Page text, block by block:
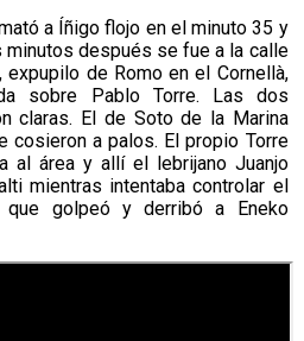
a Íñigo flojo en el minuto 35 y
después se fue a la calle
expupilo de Romo en el Cornellà,
sobre Pablo Torre. Las dos
claras. El de Soto de la Marina
cosieron a palos. El propio Torre
al área y allí el lebrijano Juanjo
mientras intentaba controlar el
que golpeó y derribó a Eneko